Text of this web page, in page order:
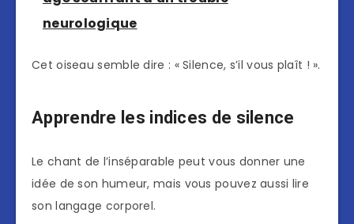
neurologique
Cet oiseau semble dire : « Silence, s’il vous plaît ! ».
Apprendre les indices de silence
Le chant de l’inséparable peut vous donner une
idée de son humeur, mais vous pouvez aussi lire
son langage corporel.